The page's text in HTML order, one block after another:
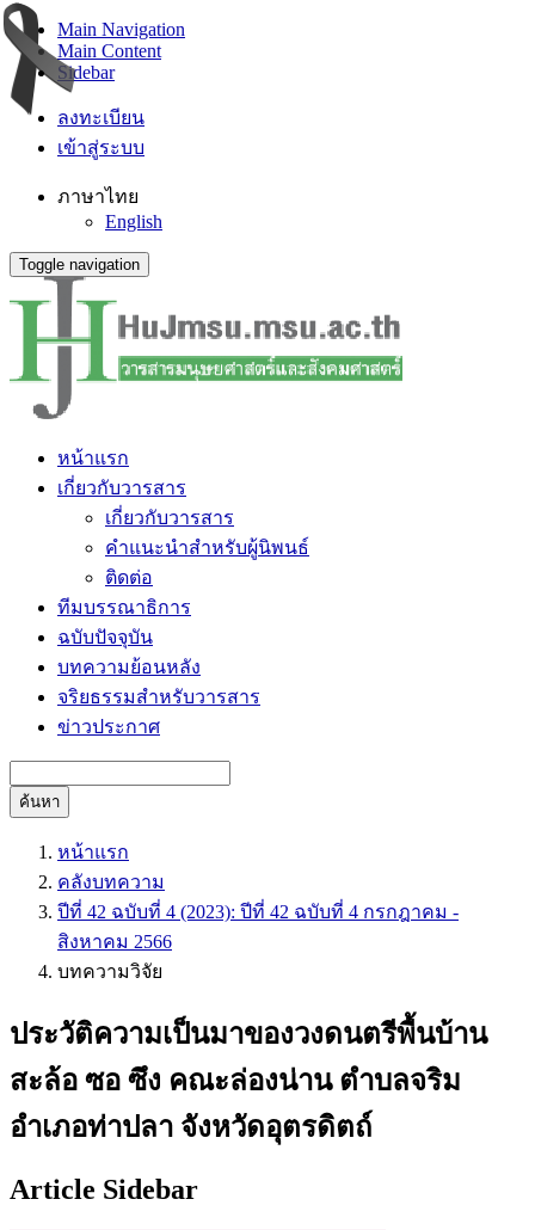
Main Navigation
Main Content
Sidebar
ลงทะเบียน
เข้าสู่ระบบ
ภาษาไทย
English
Toggle navigation
หน้าแรก
เกี่ยวกับวารสาร
เกี่ยวกับวารสาร
คำแนะนำสำหรับผู้นิพนธ์
ติดต่อ
ทีมบรรณาธิการ
ฉบับปัจจุบัน
บทความย้อนหลัง
จริยธรรมสำหรับวารสาร
ข่าวประกาศ
ค้นหา
หน้าแรก
คลังบทความ
ปีที่ 42 ฉบับที่ 4 (2023): ปีที่ 42 ฉบับที่ 4 กรกฎาคม -
สิงหาคม 2566
บทความวิจัย
ประวัติความเป็นมาของวงดนตรีพื้นบ้าน
สะล้อ ซอ ซึง คณะล่องน่าน ตำบลจริม
อำเภอท่าปลา จังหวัดอุตรดิตถ์
Article Sidebar